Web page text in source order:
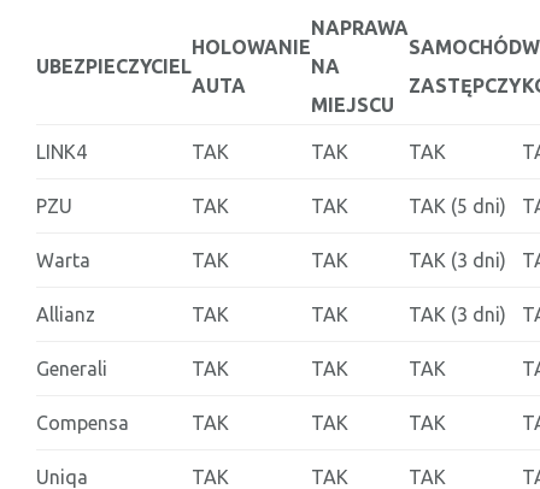
UBEZPIECZYCIEL
HOLOWANIE
AUTA
NAPRAWA
NA
MIEJSCU
SAMOCHÓD
ZASTĘPCZY
LINK4 TAK TAK TAK
PZU TAK TAK TAK (5 dni)
Warta TAK TAK TAK (3 dni)
Allianz TAK TAK TAK (3 dni)
Generali TAK TAK TAK
Compensa TAK TAK TAK
Uniqa TAK TAK TAK